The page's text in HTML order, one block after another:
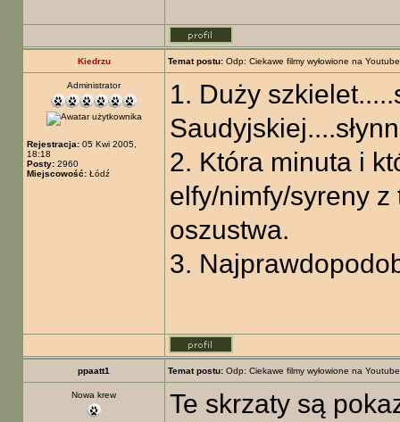
Kiedrzu Temat postu: Odp: Ciekawe filmy wyłowione na Youtube
Administrator
Rejestracja: 05 Kwi 2005,
18:18
Posty: 2960
Miejscowość: Łódź
1. Duży
2. Która minuta i
elfy/nimfy/syreny
oszustwa.
3.
ppaatt1 Temat postu: Odp: Ciekawe filmy wyłowione na Youtube
Nowa krew
Te skrzaty są